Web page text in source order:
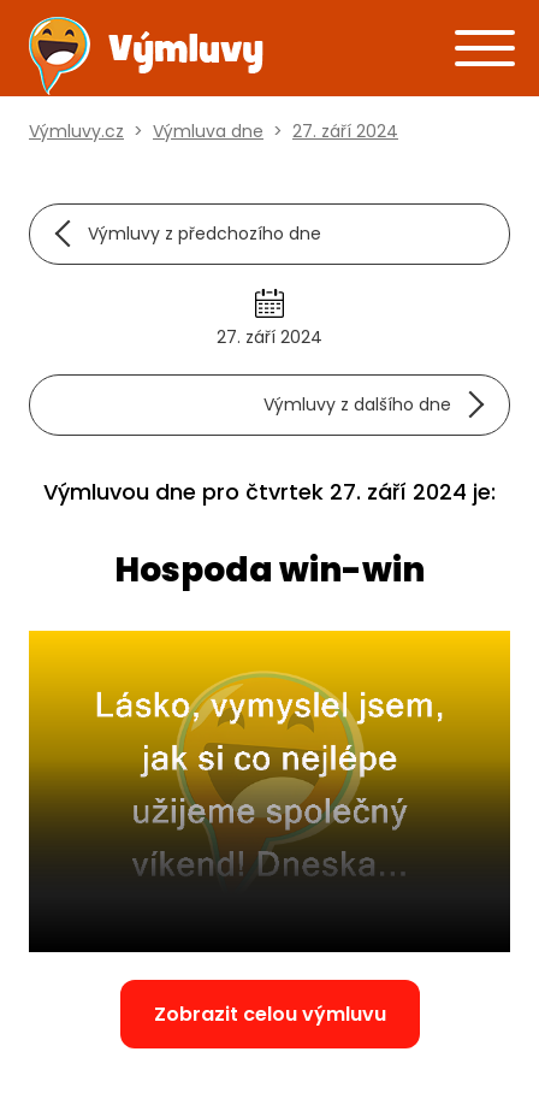
Výmluvy.cz > Výmluva dne > 27. září 2024
Výmluvy z předchozího dne
27. září 2024
Výmluvy z dalšího dne
Výmluvou dne pro čtvrtek 27. září 2024 je:
Hospoda win-win
Zobrazit celou výmluvu